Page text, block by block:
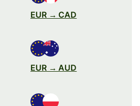
EUR → CAD
EUR → AUD